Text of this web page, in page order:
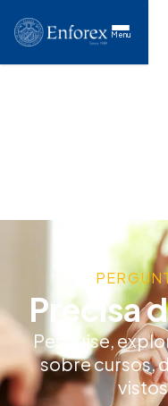
Menu
Precisa
Pesquise,
sobre cursos,